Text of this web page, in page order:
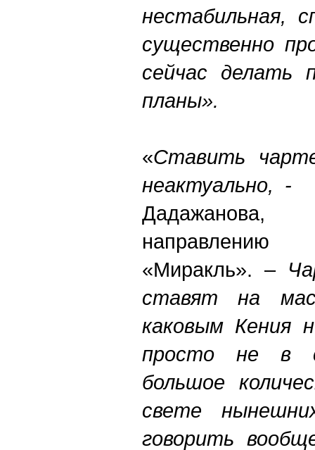
нестабильная,
существенно
сейчас делать
планы».
«Ставить
неактуально, -
«Миракль». –
ставят на
каковым Кения
просто не в
большое
свете
говорить